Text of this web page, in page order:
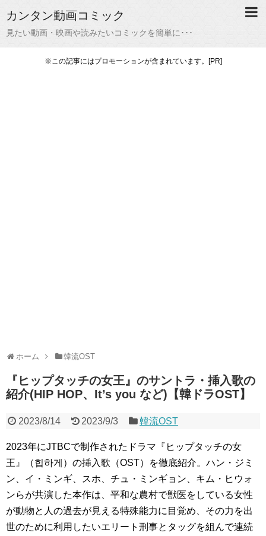
カンタン動画コミック
見たい動画・映画や読みたいコミックを簡単に･･･
※この記事にはプロモーションが含まれています。[PR]
ホーム 韓流OST
『ヒップタッチの女王』のサントラ・挿入歌の
紹介(HIP HOP、It’s you など)【韓ドラOST】
2023/8/14 2023/9/3 韓流OST
2023年にJTBCで制作されたドラマ『ヒップタッチの女
王』（힙하게）の挿入歌（OST）を徹底紹介。ハン・ジミ
ン、イ・ミンギ、スホ、チュ・ミンギョン、キム・ヒウォ
ンらが共演した本作は、平和な農村で獣医をしている女性
が動物と人の過去が見える特殊能力に目覚め、その力を出
世のために利用したいエリート刑事とタッグを組んで連続